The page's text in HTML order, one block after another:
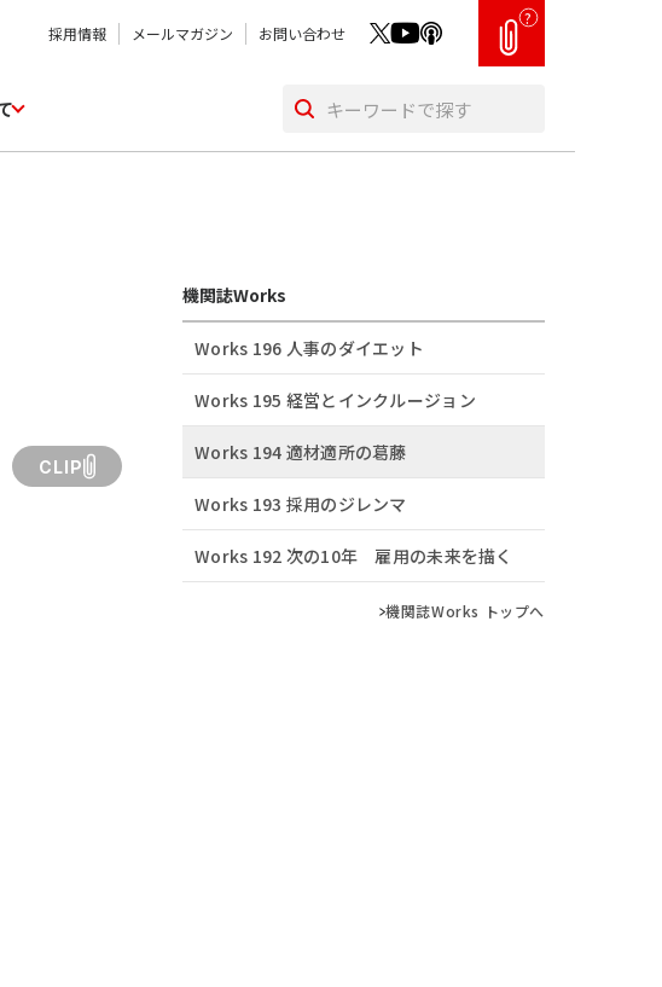
採用情報 メールマガジン お問い合わせ
?
CLIP
機関誌Works
Works 196 人事のダイエット
Works 195 経営とインクルージョン
Works 194 適材適所の葛󠄀藤
Works 193 採用のジレンマ
Works 192 次の10年 雇用の未来を描く
機関誌Works トップへ